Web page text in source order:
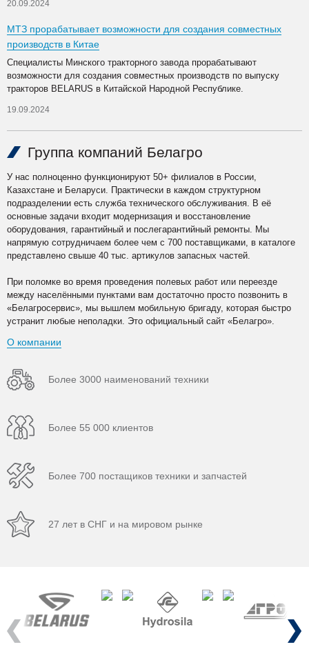
20.09.2024
МТЗ прорабатывает возможности для создания совместных
производств в Китае
Специалисты Минского тракторного завода прорабатывают
возможности для создания совместных производств по выпуску
тракторов BELARUS в Китайской Народной Республике.
19.09.2024
Группа компаний Белагро
У нас полноценно функционируют 50+ филиалов в России,
Казахстане и Беларуси. Практически в каждом структурном
подразделении есть служба технического обслуживания. В её
основные задачи входит модернизация и восстановление
оборудования, гарантийный и послегарантийный ремонты. Мы
напрямую сотрудничаем более чем с 700 поставщиками, в каталоге
представлено свыше 40 тыс. артикулов запасных частей.
При поломке во время проведения полевых работ или переезде
между населёнными пунктами вам достаточно просто позвонить в
«Белагросервис», мы вышлем мобильную бригаду, которая быстро
устранит любые неполадки. Это официальный сайт «Белагро».
О компании
Более 3000 наименований техники
Более 55 000 клиентов
Более 700 постащиков техники и запчастей
27 лет в СНГ и на мировом рынке
Previous Next